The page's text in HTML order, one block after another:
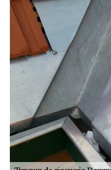
éléments de zinguerie font
toiture et ne peut donc en
cette dernière. Que ce soit
réparation et l’entretien de
l’entreprise Artisan
prestations de haute qualité.